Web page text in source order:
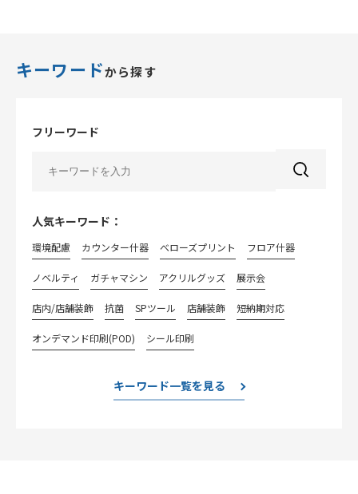
キーワードから探す
フリーワード
人気キーワード：
環境配慮 カウンター什器 べローズプリント フロア什器
ノベルティ ガチャマシン アクリルグッズ 展示会
店内/店舗装飾 抗菌 SPツール 店舗装飾 短納期対応
オンデマンド印刷(POD) シール印刷
キーワード一覧を見る